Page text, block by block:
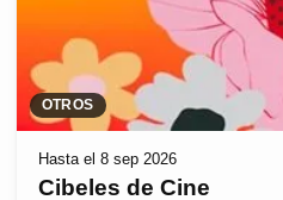
OTROS
Hasta el 8 sep 2026
Cibeles de Cine